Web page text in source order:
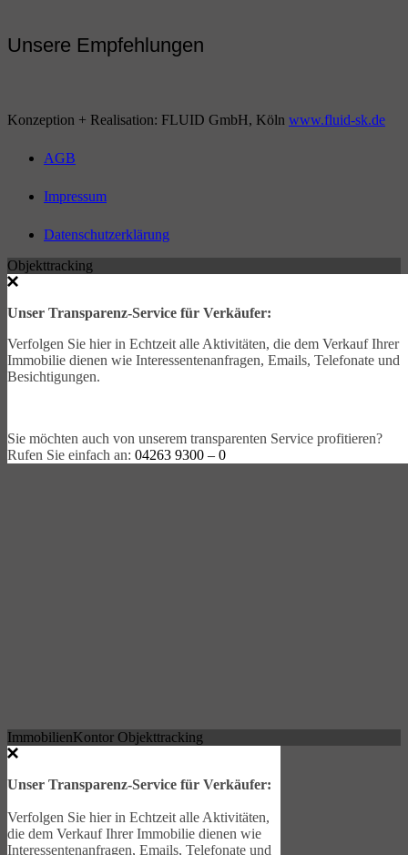
Unsere Empfehlungen
Konzeption + Realisation: FLUID GmbH, Köln www.fluid-sk.de
AGB
Impressum
Datenschutzerklärung
Objekttracking
Unser Transparenz-Service für Verkäufer:
Verfolgen Sie hier in Echtzeit alle Aktivitäten, die dem Verkauf Ihrer
Immobilie dienen wie Interessentenanfragen, Emails, Telefonate und
Besichtigungen.
Sie möchten auch von unserem transparenten Service profitieren?
Rufen Sie einfach an: 04263 9300 – 0
ImmobilienKontor Objekttracking
Unser Transparenz-Service für Verkäufer:
Verfolgen Sie hier in Echtzeit alle Aktivitäten,
die dem Verkauf Ihrer Immobilie dienen wie
Interessentenanfragen, Emails, Telefonate und